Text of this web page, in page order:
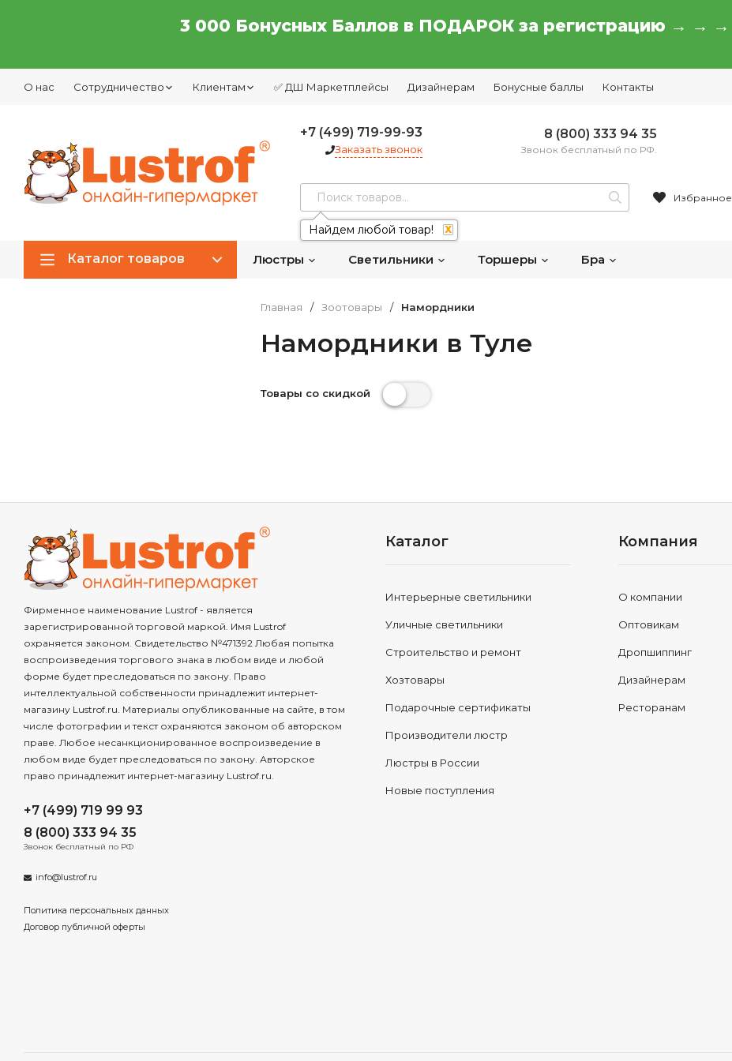
3 000 Бонусных Баллов в ПОДАРОК за регистрацию → → →
О нас Сотрудничество Клиентам ✅ ДШ Маркетплейсы Дизайнерам Бонусные баллы Контакты
+7 (499) 719-99-93
Заказать звонок
8 (800) 333 94 35
Звонок бесплатный по РФ.
Найдем любой товар! X
Избранное
Каталог товаров Люстры Светильники Торшеры Бра
Главная / Зоотовары / Намордники
Намордники в Туле
Товары со скидкой
Фирменное наименование Lustrof - является
зарегистрированной торговой маркой. Имя Lustrof
охраняется законом. Свидетельство №471392 Любая попытка
воспроизведения торгового знака в любом виде и любой
форме будет преследоваться по закону. Право
интеллектуальной собственности принадлежит интернет-
магазину Lustrof.ru. Материалы опубликованные на сайте, в том
числе фотографии и текст охраняются законом об авторском
праве. Любое несанкционированное воспроизведение в
любом виде будет преследоваться по закону. Авторское
право принадлежит интернет-магазину Lustrof.ru.
+7 (499) 719 99 93
8 (800) 333 94 35
Звонок бесплатный по РФ
info@lustrof.ru
Политика персональных данных
Договор публичной оферты
Каталог
Интерьерные светильники
Уличные светильники
Строительство и ремонт
Хозтовары
Подарочные сертификаты
Производители люстр
Люстры в России
Новые поступления
Компания
О компании
Оптовикам
Дропшиппинг
Дизайнерам
Ресторанам